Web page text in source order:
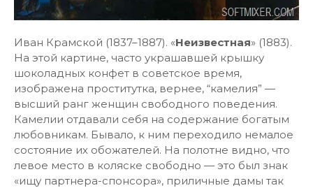
Иван Крамской (1837–1887). «Неизвестная» (1883).
На этой картине, часто украшавшей крышку
шоколадных конфет в советское время,
изображена проститутка, вернее, “камелия” —
высший ранг женщин свободного поведения.
Камелии отдавали себя на содержание богатым
любовникам. Бывало, к ним переходило немалое
состояние их обожателей. На полотне видно, что
левое место в коляске свободно — это был знак
«ищу партнера-спонсора», приличные дамы так